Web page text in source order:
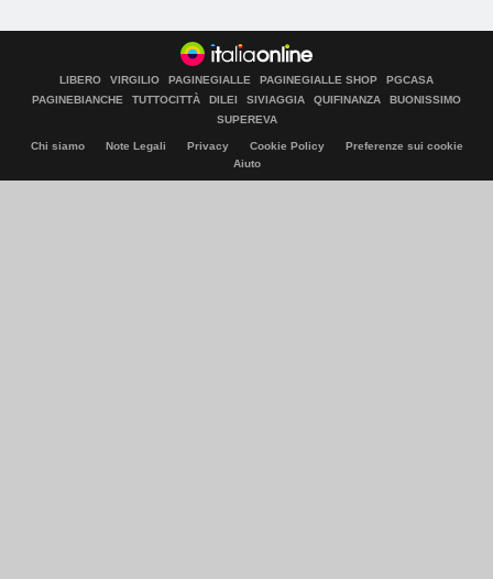
LIBERO VIRGILIO PAGINEGIALLE PAGINEGIALLE SHOP
PGCASA
PAGINEBIANCHE
TUTTOCITTÀ DILEI SIVIAGGIA QUIFINANZA
BUONISSIMO
SUPEREVA
Chi siamo Note Legali Privacy Cookie Policy
Preferenze sui cookie
Aiuto